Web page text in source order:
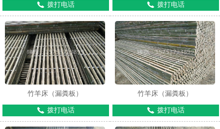
拨打电话 拨打电话
竹羊床（漏粪板）
拨打电话
竹羊床（漏粪板）
拨打电话